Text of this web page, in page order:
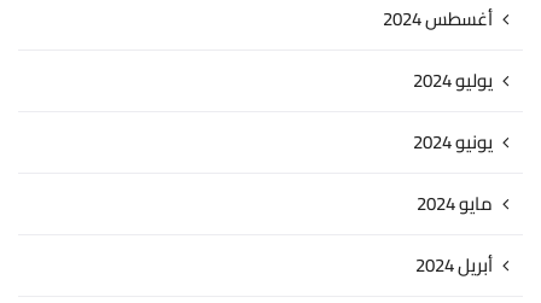
أغسطس 2024
يوليو 2024
يونيو 2024
مايو 2024
أبريل 2024